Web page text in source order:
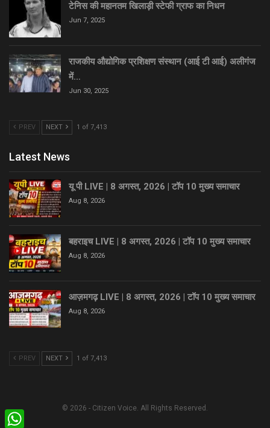
टेनिस की महानतम खिलाड़ी स्टेफी ग्राफ का निधन
Jun 7, 2025
राजकीय औद्योगिक प्रशिक्षण संस्थान (आई टी आई) अलीगंज
में…
Jun 30, 2025
PREV NEXT 1 of 7,413
Latest News
यू पी LIVE | 8 अगस्त, 2026 | टॉप 10 मुख्य समाचार
Aug 8, 2026
बहराइच LIVE | 8 अगस्त, 2026 | टॉप 10 मुख्य समाचार
Aug 8, 2026
आज़मगढ़ LIVE | 8 अगस्त, 2026 | टॉप 10 मुख्य समाचार
Aug 8, 2026
PREV NEXT 1 of 7,413
© 2026 - Citizen Voice. All Rights Reserved.